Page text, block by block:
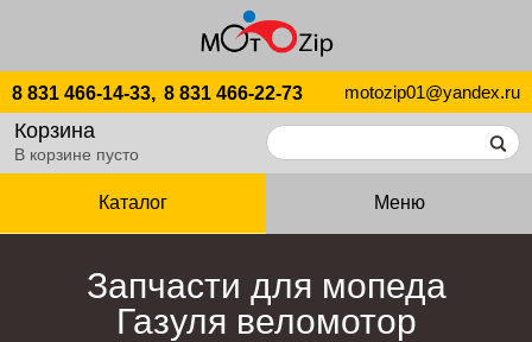
8 831 466-14-33, 8 831 466-22-73 motozip01@yandex.ru
Корзина
В корзине пусто
Каталог Меню
Запчасти для мопеда
Газуля веломотор